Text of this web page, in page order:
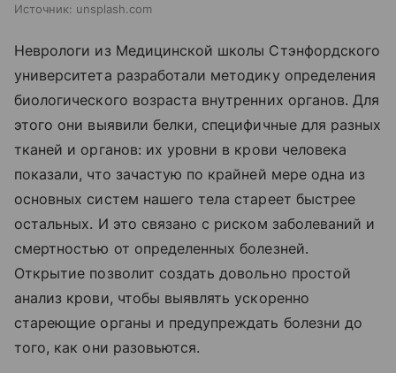
Источник: unsplash.com
Неврологи из Медицинской школы Стэнфордского
университета разработали методику определения
биологического возраста внутренних органов. Для
этого они выявили белки, специфичные для разных
тканей и органов: их уровни в крови человека
показали, что зачастую по крайней мере одна из
основных систем нашего тела стареет быстрее
остальных. И это связано с риском заболеваний и
смертностью от определенных болезней.
Открытие позволит создать довольно простой
анализ крови, чтобы выявлять ускоренно
стареющие органы и предупреждать болезни до
того, как они разовьются.